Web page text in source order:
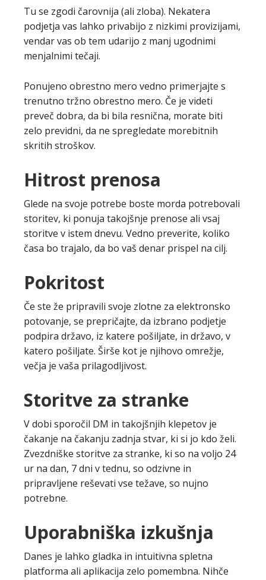
Tu se zgodi čarovnija (ali zloba). Nekatera
podjetja vas lahko privabijo z nizkimi provizijami,
vendar vas ob tem udarijo z manj ugodnimi
menjalnimi tečaji.
Ponujeno obrestno mero vedno primerjajte s
trenutno tržno obrestno mero. Če je videti
preveč dobra, da bi bila resnična, morate biti
zelo previdni, da ne spregledate morebitnih
skritih stroškov.
Hitrost prenosa
Glede na svoje potrebe boste morda potrebovali
storitev, ki ponuja takojšnje prenose ali vsaj
storitve v istem dnevu. Vedno preverite, koliko
časa bo trajalo, da bo vaš denar prispel na cilj.
Pokritost
Če ste že pripravili svoje zlotne za elektronsko
potovanje, se prepričajte, da izbrano podjetje
podpira državo, iz katere pošiljate, in državo, v
katero pošiljate. Širše kot je njihovo omrežje,
večja je vaša prilagodljivost.
Storitve za stranke
V dobi sporočil DM in takojšnjih klepetov je
čakanje na čakanju zadnja stvar, ki si jo kdo želi.
Zvezdniške storitve za stranke, ki so na voljo 24
ur na dan, 7 dni v tednu, so odzivne in
pripravljene reševati vse težave, so nujno
potrebne.
Uporabniška izkušnja
Danes je lahko gladka in intuitivna spletna
platforma ali aplikacija zelo pomembna. Nihče